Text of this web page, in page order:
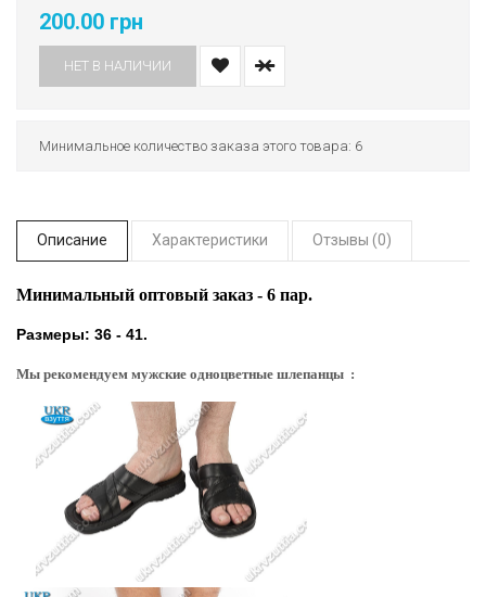
200.00 грн
НЕТ В НАЛИЧИИ
Минимальное количество заказа этого товара: 6
Описание Характеристики Отзывы (0)
Минимальный оптовый заказ - 6 пар.
Размеры: 36 - 41.
Мы рекомендуем мужские одноцветные шлепанцы :